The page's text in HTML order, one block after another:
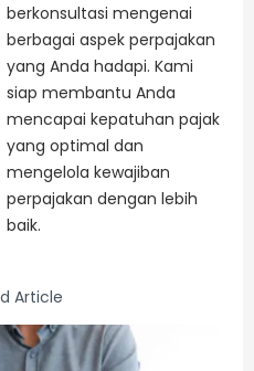
berkonsultasi mengenai
berbagai aspek perpajakan
yang Anda hadapi. Kami
siap membantu Anda
mencapai kepatuhan pajak
yang optimal dan
mengelola kewajiban
perpajakan dengan lebih
baik.
Article